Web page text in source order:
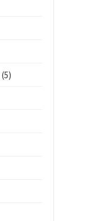
(5)